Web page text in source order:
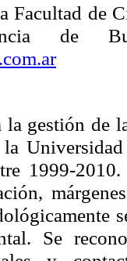
Facultad de
de
la gestión de
la
1999-
Se